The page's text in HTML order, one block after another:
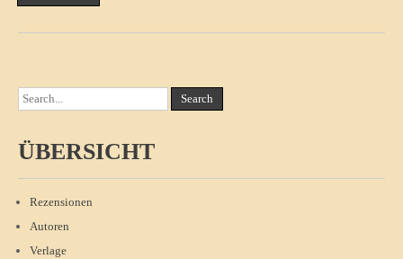
ÜBERSICHT
Rezensionen
Autoren
Verlage